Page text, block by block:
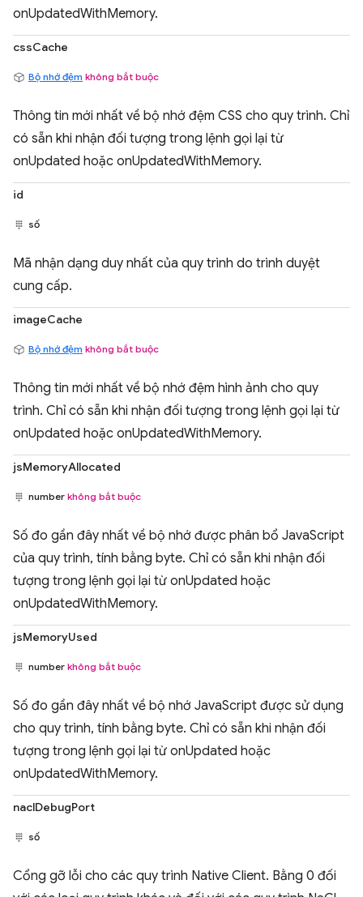
onUpdatedWithMemory.
cssCache
Bộ nhớ đệm không bắt buộc
Thông tin mới nhất về bộ nhớ đệm CSS cho quy trình. Chỉ
có sẵn khi nhận đối tượng trong lệnh gọi lại từ
onUpdated hoặc onUpdatedWithMemory.
id
số
Mã nhận dạng duy nhất của quy trình do trình duyệt
cung cấp.
imageCache
Bộ nhớ đệm không bắt buộc
Thông tin mới nhất về bộ nhớ đệm hình ảnh cho quy
trình. Chỉ có sẵn khi nhận đối tượng trong lệnh gọi lại từ
onUpdated hoặc onUpdatedWithMemory.
jsMemoryAllocated
number không bắt buộc
Số đo gần đây nhất về bộ nhớ được phân bổ JavaScript
của quy trình, tính bằng byte. Chỉ có sẵn khi nhận đối
tượng trong lệnh gọi lại từ onUpdated hoặc
onUpdatedWithMemory.
jsMemoryUsed
number không bắt buộc
Số đo gần đây nhất về bộ nhớ JavaScript được sử dụng
cho quy trình, tính bằng byte. Chỉ có sẵn khi nhận đối
tượng trong lệnh gọi lại từ onUpdated hoặc
onUpdatedWithMemory.
naclDebugPort
số
Cổng gỡ lỗi cho các quy trình Native Client. Bằng 0 đối